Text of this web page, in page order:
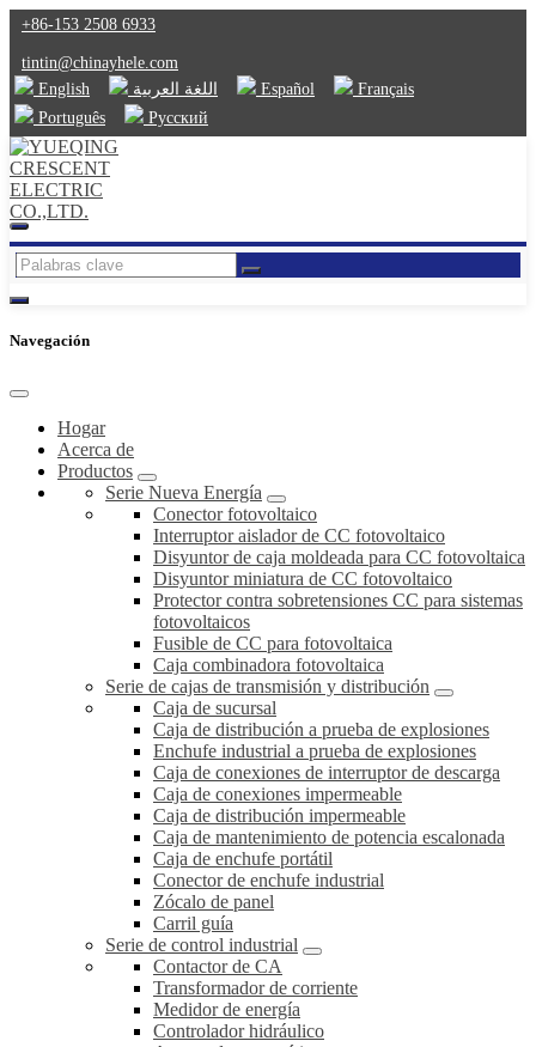
+86-153 2508 6933
tintin@chinayhele.com
English
اللغة العربية Español
Français
Português
Русский
Navegación
Hogar
Acerca de
Productos
Serie Nueva Energía
Conector fotovoltaico
Interruptor aislador de CC fotovoltaico
Disyuntor de caja moldeada para CC fotovoltaica
Disyuntor miniatura de CC fotovoltaico
Protector contra sobretensiones CC para sistemas
fotovoltaicos
Fusible de CC para fotovoltaica
Caja combinadora fotovoltaica
Serie de cajas de transmisión y distribución
Caja de sucursal
Caja de distribución a prueba de explosiones
Enchufe industrial a prueba de explosiones
Caja de conexiones de interruptor de descarga
Caja de conexiones impermeable
Caja de distribución impermeable
Caja de mantenimiento de potencia escalonada
Caja de enchufe portátil
Conector de enchufe industrial
Zócalo de panel
Carril guía
Serie de control industrial
Contactor de CA
Transformador de corriente
Medidor de energía
Controlador hidráulico